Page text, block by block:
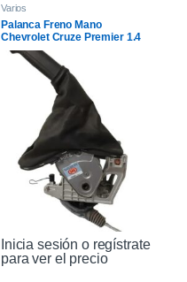
Varios
Palanca Freno Mano
Chevrolet Cruze Premier 1.4
2021
Inicia sesión o regístrate
para ver el precio